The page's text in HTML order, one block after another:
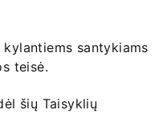
santykiams
teisė.
šių Taisyklių